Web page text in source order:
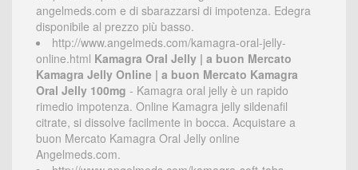
angelmeds.com e di sbarazzarsi di impotenza. Edegra
disponibile al prezzo più basso.
http://www.angelmeds.com/kamagra-oral-jelly-
online.html Kamagra Oral Jelly | a buon Mercato
Kamagra Jelly Online | a buon Mercato Kamagra
Oral Jelly 100mg - Kamagra oral jelly è un rapido
rimedio impotenza. Online Kamagra jelly sildenafil
citrate, si dissolve facilmente in bocca. Acquistare a
buon Mercato Kamagra Oral Jelly online
Angelmeds.com.